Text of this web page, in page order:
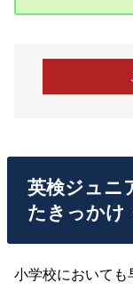
英検ジュニ
たきっかけ
小学校において